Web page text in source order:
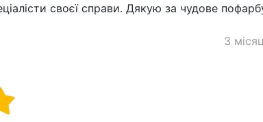
своєї справи. Дякую за чудове
3